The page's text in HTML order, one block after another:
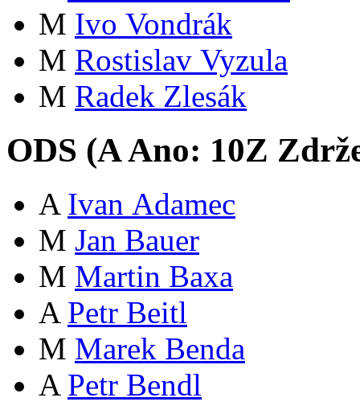
M Ivo Vondrák
M Rostislav Vyzula
M Radek Zlesák
ODS (AAno: 10Z
A Ivan Adamec
M Jan Bauer
M Martin Baxa
A Petr Beitl
M Marek Benda
A Petr Bendl